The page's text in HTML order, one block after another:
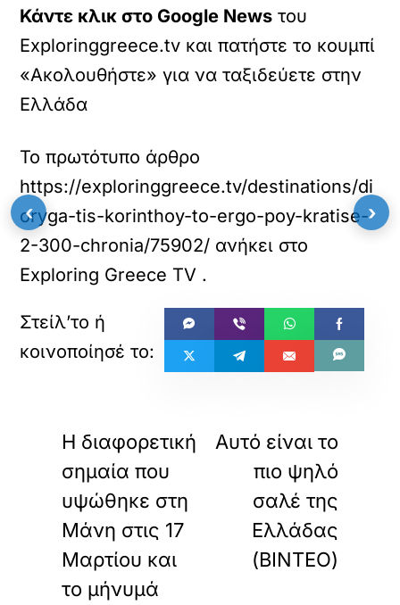
Κάντε κλικ στο Google News του
Εxploringgreece.tv και πατήστε το κουμπί
«Ακολουθήστε» για να ταξιδεύετε στην
Ελλάδα
Το πρωτότυπο άρθρο
https://exploringgreece.tv/destinations/di
oryga-tis-korinthoy-to-ergo-poy-kratise-
2-300-chronia/75902/ ανήκει στο
Exploring Greece TV .
Η διαφορετική
σημαία που
υψώθηκε στη
Μάνη στις 17
Μαρτίου και
το μήνυμά
Αυτό είναι το
πιο ψηλό
σαλέ της
Ελλάδας
(ΒΙΝΤΕΟ)
‹ ›